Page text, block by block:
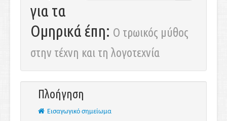
για τα
Ομηρικά έπη: Ο τρωικός μύθος
στην τέχνη και τη λογοτεχνία
Πλοήγηση
Εισαγωγικό σημείωμα